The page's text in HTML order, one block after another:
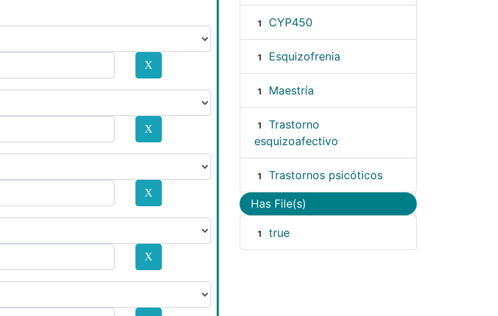
1 CYP450
1 Esquizofrenia
1 Maestría
1
Trastorno
esquizoafectivo
1 Trastornos psicóticos
Has File(s)
1 true